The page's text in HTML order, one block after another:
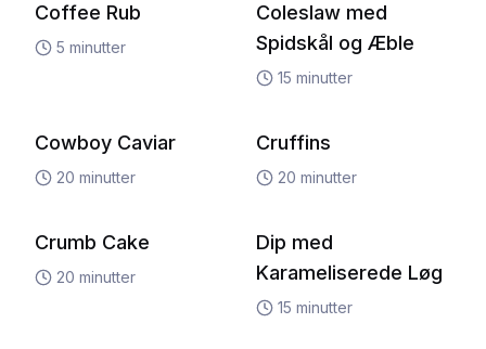
Coffee Rub
5 minutter
Coleslaw med
Spidskål og Æble
15 minutter
Cowboy Caviar
20 minutter
Cruffins
20 minutter
Crumb Cake
20 minutter
Dip med
Karameliserede Løg
15 minutter